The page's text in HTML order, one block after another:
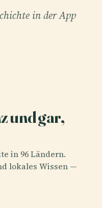
in der App
und gar,
in 96 Ländern.
lokales Wissen —